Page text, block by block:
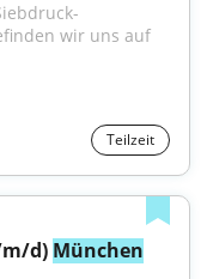
wir uns auf
Teilzeit
d) München